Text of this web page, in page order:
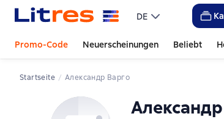
DE
Promo-Code Neuerscheinungen Beliebt
Startseite Александр Варго
Слайдер с книгами
Слайдер с книгами